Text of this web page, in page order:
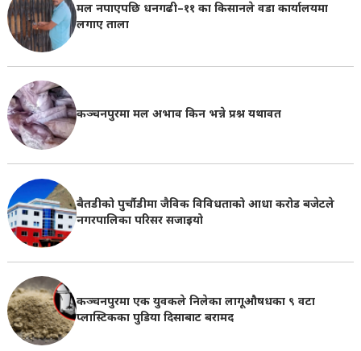
मल नपाएपछि धनगढी–११ का किसानले वडा कार्यालयमा
लगाए ताला
कञ्चनपुरमा मल अभाव किन भन्ने प्रश्न यथावत
बैतडीको पुर्चौडीमा जैविक विविधताको आधा करोड बजेटले
नगरपालिका परिसर सजाइयो
कञ्चनपुरमा एक युवकले निलेका लागूऔषधका ९ वटा
प्लास्टिकका पुडिया दिसाबाट बरामद